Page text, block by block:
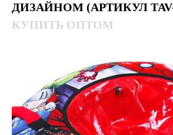
ДИЗАЙНОМ (АРТИКУЛ TAV-
КУПИТЬ ОПТОМ